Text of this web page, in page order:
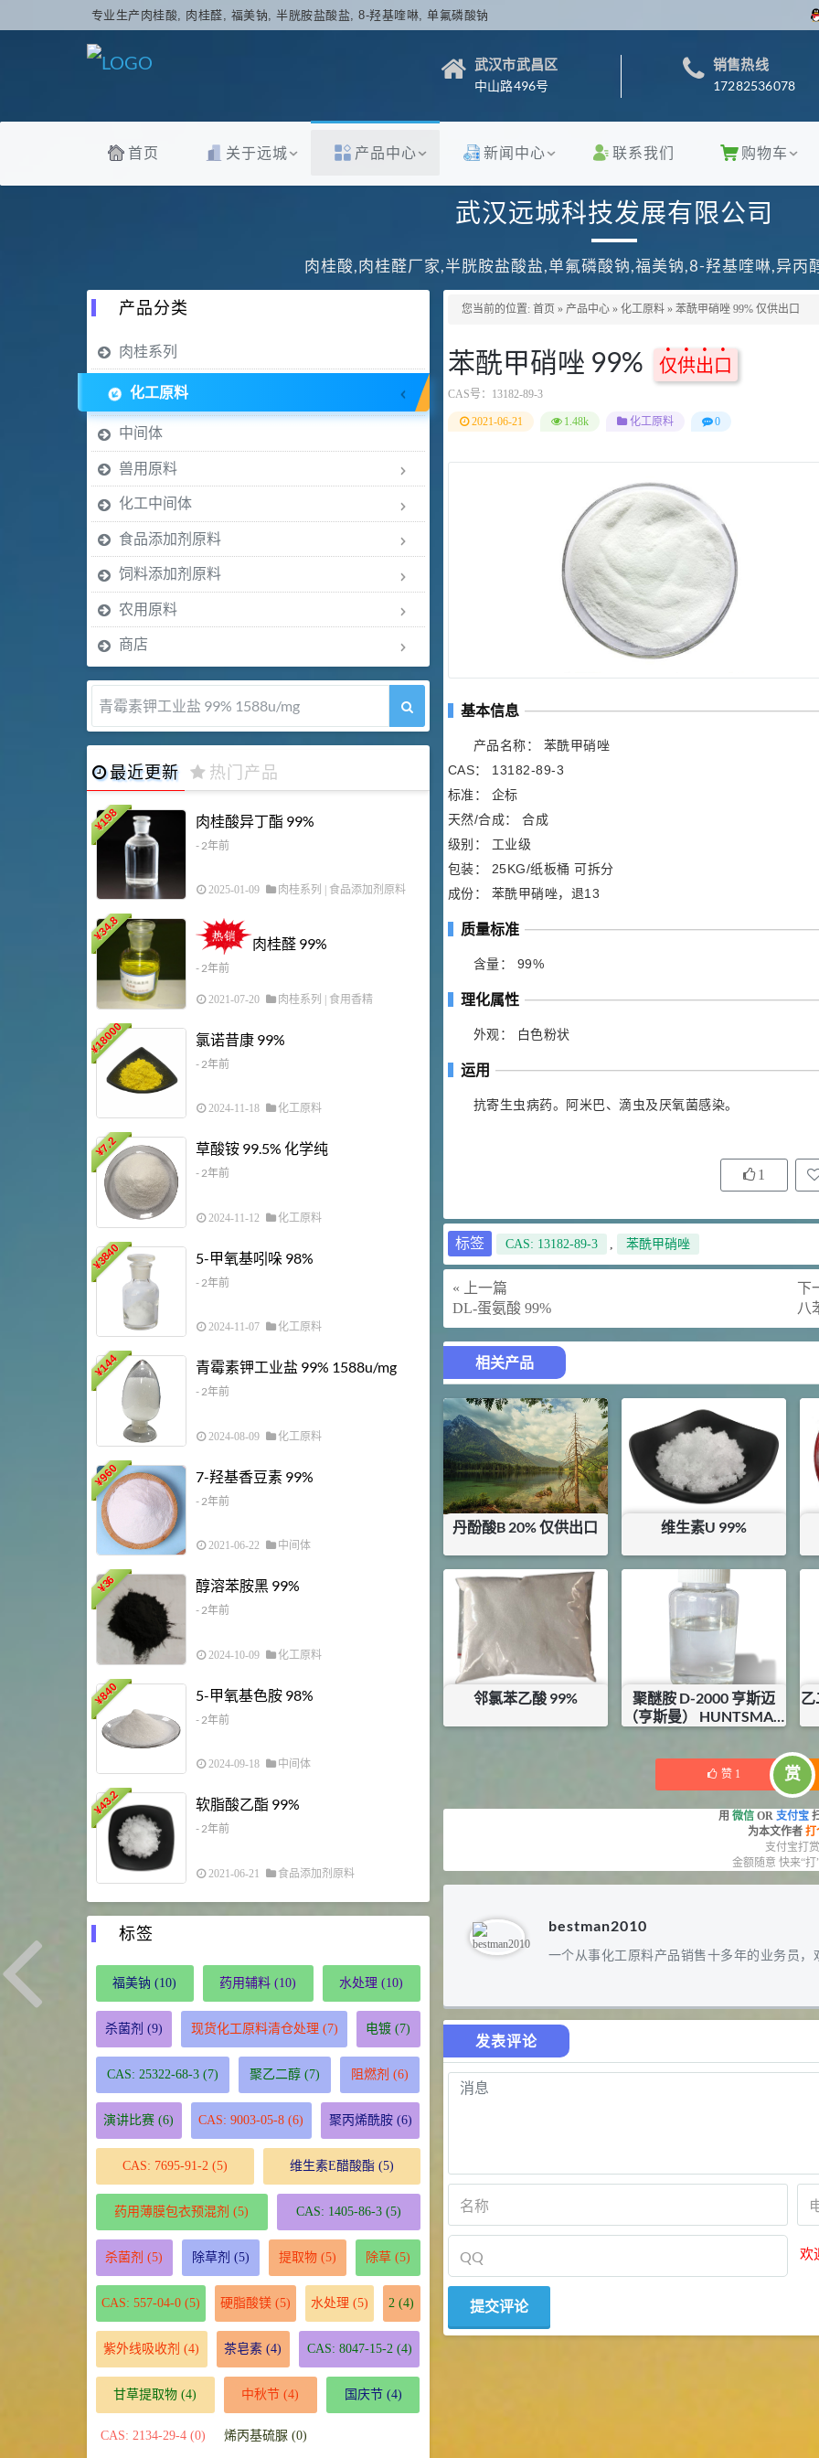
专业生产肉桂酸, 肉桂醛, 福美钠, 半胱胺盐酸盐, 8-羟基喹啉, 单氟磷酸钠
武汉市武昌区
中山路496号
销售热线
17282536078
首页 关于远城 产品中心 新闻中心 联系我们 购物车
武汉远城科技发展有限公司
肉桂酸,肉桂醛厂家,半胱胺盐酸盐,单氟磷酸钠,福美钠,8-羟基喹啉,异丙
您当前的位置: 首页 » 产品中心 » 化工原料 » 苯酰甲硝唑 99% 仅供出口
苯酰甲硝唑 99% 仅供出口
CAS号： 13182-89-3
2021-06-21 1.48k 化工原料 0
基本信息
产品名称： 苯酰甲硝唑
CAS： 13182-89-3
标准： 企标
天然/合成： 合成
级别： 工业级
包装： 25KG/纸板桶 可拆分
成份： 苯酰甲硝唑，退13
质量标准
含量： 99%
理化属性
外观： 白色粉状
运用
抗寄生虫病药。阿米巴、滴虫及厌氧菌感染。
1
标签 CAS: 13182-89-3 , 苯酰甲硝唑
« 上一篇
DL-蛋氨酸 99%
下
八
相关产品
丹酚酸B 20% 仅供出口
¥127.5
库存： 77.7
维生素U 99%
¥42.5
库存：67KG
邻氯苯乙酸 99%
聚醚胺 D-2000 亨斯迈
（亨斯曼） HUNTSMAN
库存：0KG
乙
赞 1 赏
用 微信 OR 支付宝
为本文作者 打
支付宝打赏
金额随意 快来“打
bestman2010
一个从事化工原料产品销售十多年的业务员，
发表评论
欢
产品分类
肉桂系列
化工原料
中间体
兽用原料
化工中间体
食品添加剂原料
饲料添加剂原料
农用原料
商店
7-羟基香豆素 99%
最近更新 热门产品
¥
198 肉桂酸异丁酯 99%
- 2年前
2025-01-09 肉桂系列 食品添加剂原料
¥
34.8
肉桂醛 99%
- 2年前
2021-07-20 肉桂系列 | 食用香精
¥
18000 氯诺昔康 99%
- 2年前
2024-11-18 化工原料
¥
7.2 草酸铵 99.5% 化学纯
- 2年前
2024-11-12 化工原料
¥
3840 5-甲氧基吲哚 98%
- 2年前
2024-11-07 化工原料
¥
144 青霉素钾工业盐 99% 1588u/mg
- 2年前
2024-08-09 化工原料
¥
960 7-羟基香豆素 99%
- 2年前
2021-06-22 中间体
¥
36 醇溶苯胺黑 99%
- 2年前
2024-10-09 化工原料
¥
840 5-甲氧基色胺 98%
- 2年前
2024-09-18 中间体
¥
43.2 软脂酸乙酯 99%
- 2年前
2021-06-21 食品添加剂原料
42 1
浏览量 - 10w+
2021-05-25
253 2 乙酸橙花酯 99%
2021-06-17 化工原料
3 多效唑 90%
2021-07-07 植物生长调节剂
2021-06-22 化工原料
92 5
对甲氧基苯甲醛（茴香醛）
浏览量 - 1.89w
2021-06-19 化工原料
S-羧甲基-L-半胱氨酸(羧甲司坦)
98.5%
浏览量 - 1.72w
2021-05-30 化工原料
27 7 抗氧剂BHT 99.5%
浏览量 - 1.64w
11.25 D-异抗坏血酸钠 98%
浏览量 - 1.55w
2021-05-25
9 硬脂富马酸钠 99%
2021-06-21 食品添加剂原料
标签
福美钠 (10) 药用辅料 (10) 水处理 (10)
杀菌剂 (9) 现货化工原料清仓处理 (7) 电镀 (7)
CAS: 25322-68-3(7) 聚乙二醇(7) 阻燃剂 (6)
演讲比赛 (6) CAS: 9003-05-8 (6) 聚丙烯酰胺(6)
CAS: 7695-91-2 (5) 维生素E醋酸酯(5)
药用薄膜包衣预混剂 (5) CAS: 1405-86-3(5)
杀菌剂 (5) 除草剂 (5) 提取物(5) 除草(5)
CAS: 557-04-0(5) 硬脂酸镁(5) 水处理 (5) 2 (4)
紫外线吸收剂 (4) 茶皂素 (4) CAS: 8047-15-2 (4)
甘草提取物 (4) 中秋节 (4) 国庆节(4)
CAS: 2134-29-4 (0) 烯丙基硫脲 (0)